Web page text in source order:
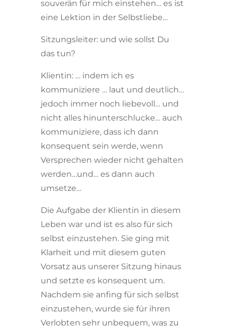
souverän für mich einstehen… es ist
eine Lektion in der Selbstliebe…
Sitzungsleiter: und wie sollst Du
das tun?
Klientin: … indem ich es
kommuniziere … laut und deutlich…
jedoch immer noch liebevoll… und
nicht alles hinunterschlucke… auch
kommuniziere, dass ich dann
konsequent sein werde, wenn
Versprechen wieder nicht gehalten
werden…und… es dann auch
umsetze…
Die Aufgabe der Klientin in diesem
Leben war und ist es also für sich
selbst einzustehen. Sie ging mit
Klarheit und mit diesem guten
Vorsatz aus unserer Sitzung hinaus
und setzte es konsequent um.
Nachdem sie anfing für sich selbst
einzustehen, wurde sie für ihren
Verlobten sehr unbequem, was zu